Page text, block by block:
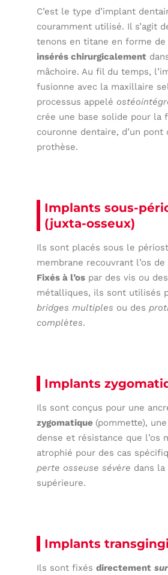
C’est le type d’implant
couramment utilisé. Il s’agit
tenons en titane en forme
insérés chirurgicalement
mâchoire. Au fil du temps,
fusionne avec la maxillaire
processus appelé
crée une base solide pour la
couronne dentaire, d’un pont
prothèse.
Implants sous-
(juxta-osseux)
Ils sont placés sous le
membrane recouvrant l’os
Fixés à l’os par des vis ou
métalliques, ils sont utilisés
bridges multiples ou des
complètes.
Implants
Ils sont conçus pour une
zygomatique (pommette),
dense et résistance que l’os
atrophié pour des cas
perte osseuse sévère dans la
supérieure.
Implants
Ils sont fixésdirectement